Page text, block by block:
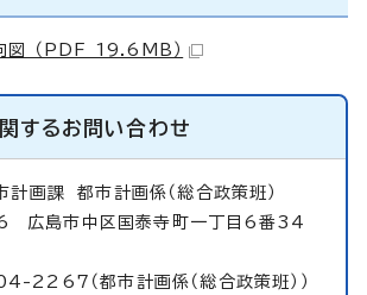
図 （PDF 19.6MB）
するお問い合わせ
計画課都市計画係（総合政策班）
島市中区国泰寺町一丁目6番34
2267（都市計画係（総合政策班））